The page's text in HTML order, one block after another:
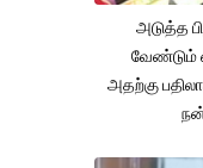
அடுத்த
வேண்டும்
அதற்கு